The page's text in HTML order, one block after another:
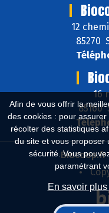
Afin de vous offrir la
des cookies : pour
récolter des statistiques
du site et vous proposer
sécurité. Vous
paramétrant
En savoir
12
85270
16
85160
Biocoop.fr